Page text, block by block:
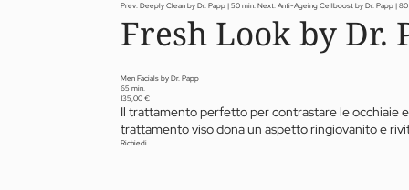
Prev: Deeply Clean by Dr. Papp | 50 min. Next: Anti-Ageing Cellboost by Dr. Papp | 80
Fresh Look by Dr.
Men Facials by Dr. Papp
65 min.
135,00 €
Il trattamento perfetto per contrastare le occhiaie
trattamento viso dona un aspetto ringiovanito e
Richiedi